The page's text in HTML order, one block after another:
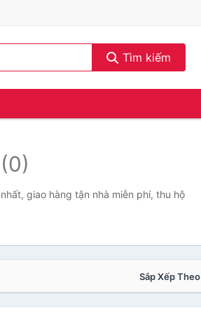
Tìm kiếm
(0)
giao hàng tận nhà miễn phí, thu hộ
Sắp Xếp Theo